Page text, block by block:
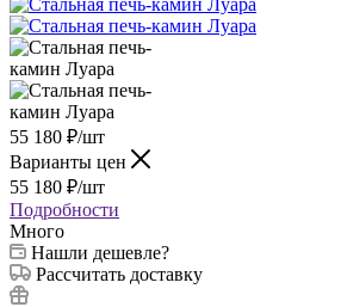
55 180 ₽/шт
Варианты цен
55 180 ₽/шт
Подробности
Много
Нашли дешевле?
Рассчитать доставку